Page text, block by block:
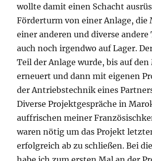
wollte damit einen Schacht
Förderturm von einer Anlage, die
einer anderen und diverse andere
auch noch irgendwo auf Lager.
Teil der Anlage wurde, bis auf
erneuert und dann mit eigenen
der Antriebstechnik eines
Diverse Projektgespräche in
auffrischen meiner
waren nötig um das Projekt
erfolgreich ab zu schließen. Bei